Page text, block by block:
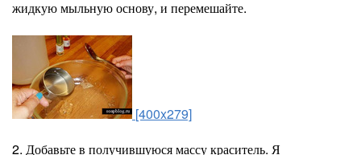
жидкую мыльную основу, и перемешайте.
[400x279]
2. Добавьте в получившуюся массу краситель. Я